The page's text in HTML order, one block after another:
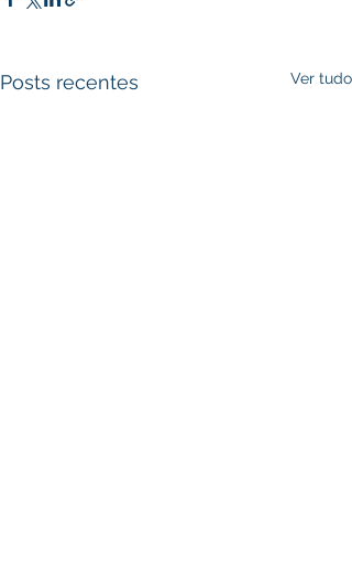
Posts recentes Ver tudo